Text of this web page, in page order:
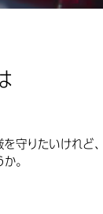
守りたいけれど
。